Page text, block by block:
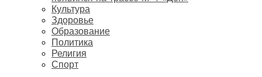
Культура
Здоровье
Образование
Политика
Религия
Спорт